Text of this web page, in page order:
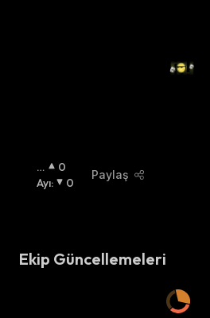
B
O
0
Ayı: 0
Paylaş
Ekip Güncellemeleri